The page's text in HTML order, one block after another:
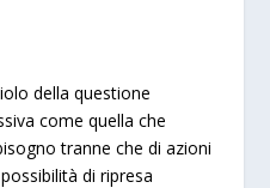
della questione
come quella che
tranne che di azioni
di ripresa